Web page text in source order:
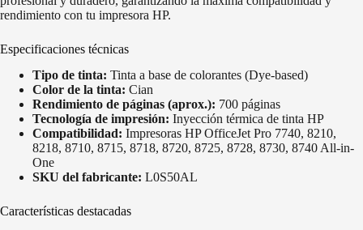
rendimiento con tu impresora HP.
Especificaciones técnicas
Tipo de tinta: Tinta a base de colorantes (Dye-based)
Color de la tinta: Cian
Rendimiento de páginas (aprox.): 700 páginas
Tecnología de impresión: Inyección térmica de tinta HP
Compatibilidad: Impresoras HP OfficeJet Pro 7740, 8210,
8218, 8710, 8715, 8718, 8720, 8725, 8728, 8730, 8740 All-in-
One
SKU del fabricante: L0S50AL
Características destacadas